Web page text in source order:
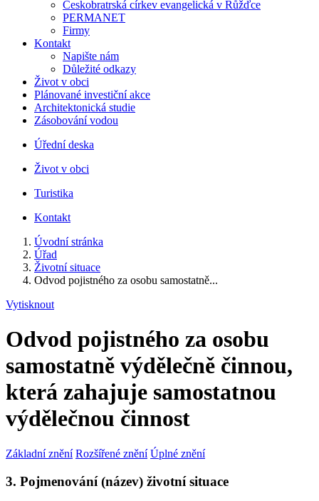
Českobratrská církev evangelická v Růžďce
PERMANET
Firmy
Kontakt
Napište nám
Důležité odkazy
Život v obci
Plánované investiční akce
Architektonická studie
Zásobování vodou
Úřední deska
Život v obci
Turistika
Kontakt
Úvodní stránka
Úřad
Životní situace
Odvod pojistného za osobu samostatně...
Vytisknout
Odvod pojistného za osobu
samostatně výdělečně činnou,
která zahajuje samostatnou
výdělečnou činnost
Základní znění Rozšířené znění Úplné znění
3. Pojmenování (název) životní situace